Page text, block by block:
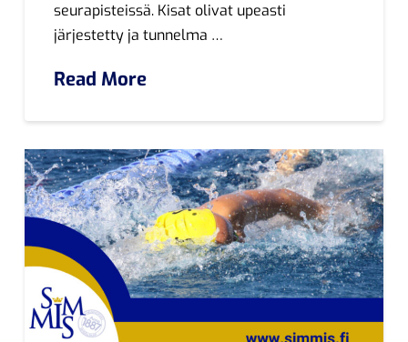
seurapisteissä. Kisat olivat upeasti
järjestetty ja tunnelma …
Read More